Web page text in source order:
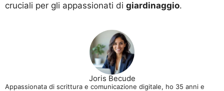
cruciali per gli appassionati di giardinaggio.
Joris Becude
Appassionata di scrittura e comunicazione digitale, ho 35 anni e